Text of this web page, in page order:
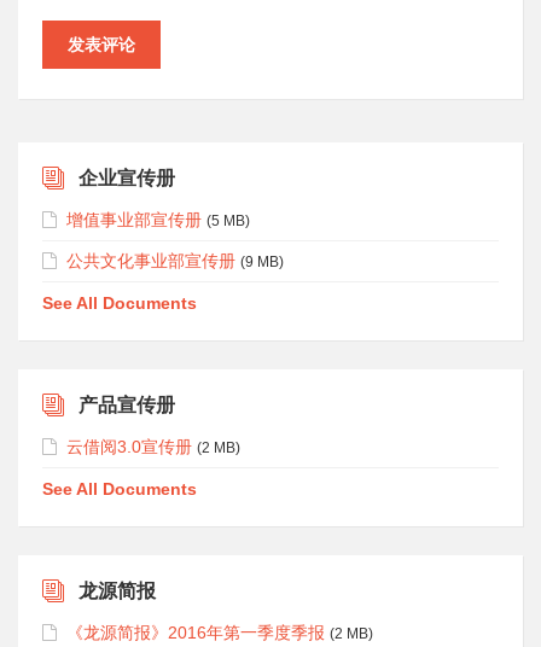
企业宣传册
增值事业部宣传册 (5 MB)
公共文化事业部宣传册 (9 MB)
See All Documents
产品宣传册
云借阅3.0宣传册 (2 MB)
See All Documents
龙源简报
《龙源简报》2016年第一季度季报 (2 MB)